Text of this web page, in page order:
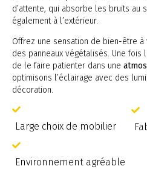
d’attente, qui absorbe les bruits au
également à l’extérieur.
Offrez une sensation de bien-être
des panneaux végétalisés. Une
de le faire patienter dans une
optimisons l’éclairage avec des
décoration.
Large choix de mobilier
Environnement agréable